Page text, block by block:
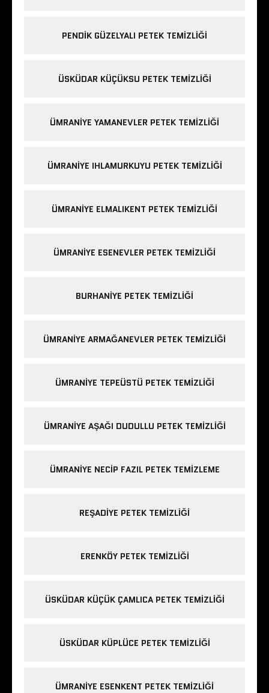
PENDIK GÜZELYALI PETEK TEMIZLIĞI
ÜSKÜDAR KÜÇÜKSU PETEK TEMIZLIĞI
ÜMRANIYE YAMANEVLER PETEK TEMIZLIĞI
ÜMRANIYE IHLAMURKUYU PETEK TEMIZLIĞI
ÜMRANIYE ELMALIKENT PETEK TEMIZLIĞI
ÜMRANIYE ESENEVLER PETEK TEMIZLIĞI
BURHANIYE PETEK TEMIZLIĞI
ÜMRANIYE ARMAĞANEVLER PETEK TEMIZLIĞI
ÜMRANIYE TEPEÜSTÜ PETEK TEMIZLIĞI
ÜMRANIYE AŞAĞI DUDULLU PETEK TEMIZLIĞI
ÜMRANIYE NECIP FAZIL PETEK TEMIZLEME
REŞADIYE PETEK TEMIZLIĞI
ERENKÖY PETEK TEMIZLIĞI
ÜSKÜDAR KÜÇÜK ÇAMLICA PETEK TEMIZLIĞI
ÜSKÜDAR KÜPLÜCE PETEK TEMIZLIĞI
ÜMRANIYE ESENKENT PETEK TEMIZLIĞI